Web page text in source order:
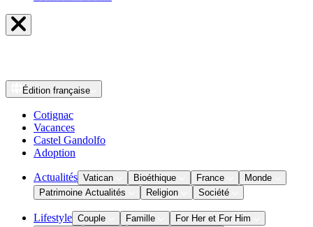
Édition française
Cotignac
Vacances
Castel Gandolfo
Adoption
Actualités Vatican Bioéthique France
Monde
Patrimoine Actualités
Religion Société
Lifestyle Couple Famille
For Her et For Him